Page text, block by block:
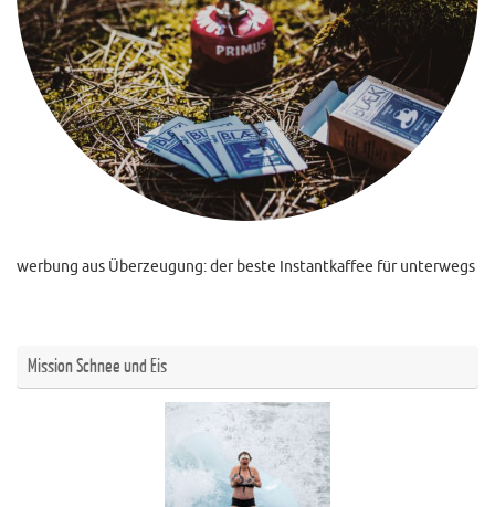
werbung aus Überzeugung: der beste Instantkaffee für unterwegs
Mission Schnee und Eis